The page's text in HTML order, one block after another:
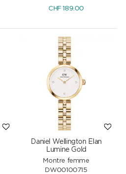
CHF189.00
Daniel Wellington Elan
Lumine Gold
Montre femme
DW00100715